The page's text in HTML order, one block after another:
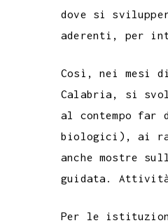
dove si
aderenti, per
Così, nei mesi
Calabria, si
al contempo far
biologici), ai
anche mostre
guidata.
Per le